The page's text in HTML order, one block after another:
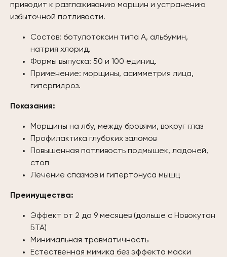
приводит к разглаживанию морщин и устранению
избыточной потливости.
Состав: ботулотоксин типа A, альбумин,
натрия хлорид.
Формы выпуска: 50 и 100 единиц.
Применение: морщины, асимметрия лица,
гипергидроз.
Показания:
Морщины на лбу, между бровями, вокруг глаз
Профилактика глубоких заломов
Повышенная потливость подмышек, ладоней,
стоп
Лечение спазмов и гипертонуса мышц
Преимущества:
Эффект от 2 до 9 месяцев (дольше с Новокутан
БТА)
Минимальная травматичность
Естественная мимика без эффекта маски